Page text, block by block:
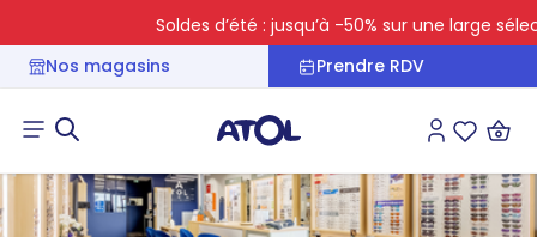
Soldes d’été : jusqu’à -50% sur une large
Nos magasins
Prendre RDV
Connexion